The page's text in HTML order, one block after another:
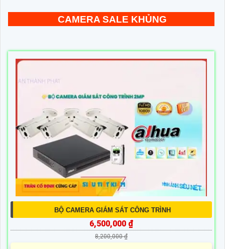
CAMERA SALE KHỦNG
BỘ CAMERA GIÁM SÁT CÔNG TRÌNH
6,500,000 ₫
8,200,000 ₫